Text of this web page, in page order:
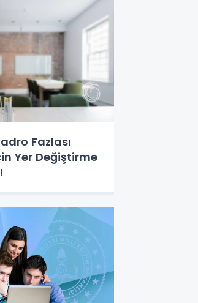
Fazlası
Yer Değiştirme